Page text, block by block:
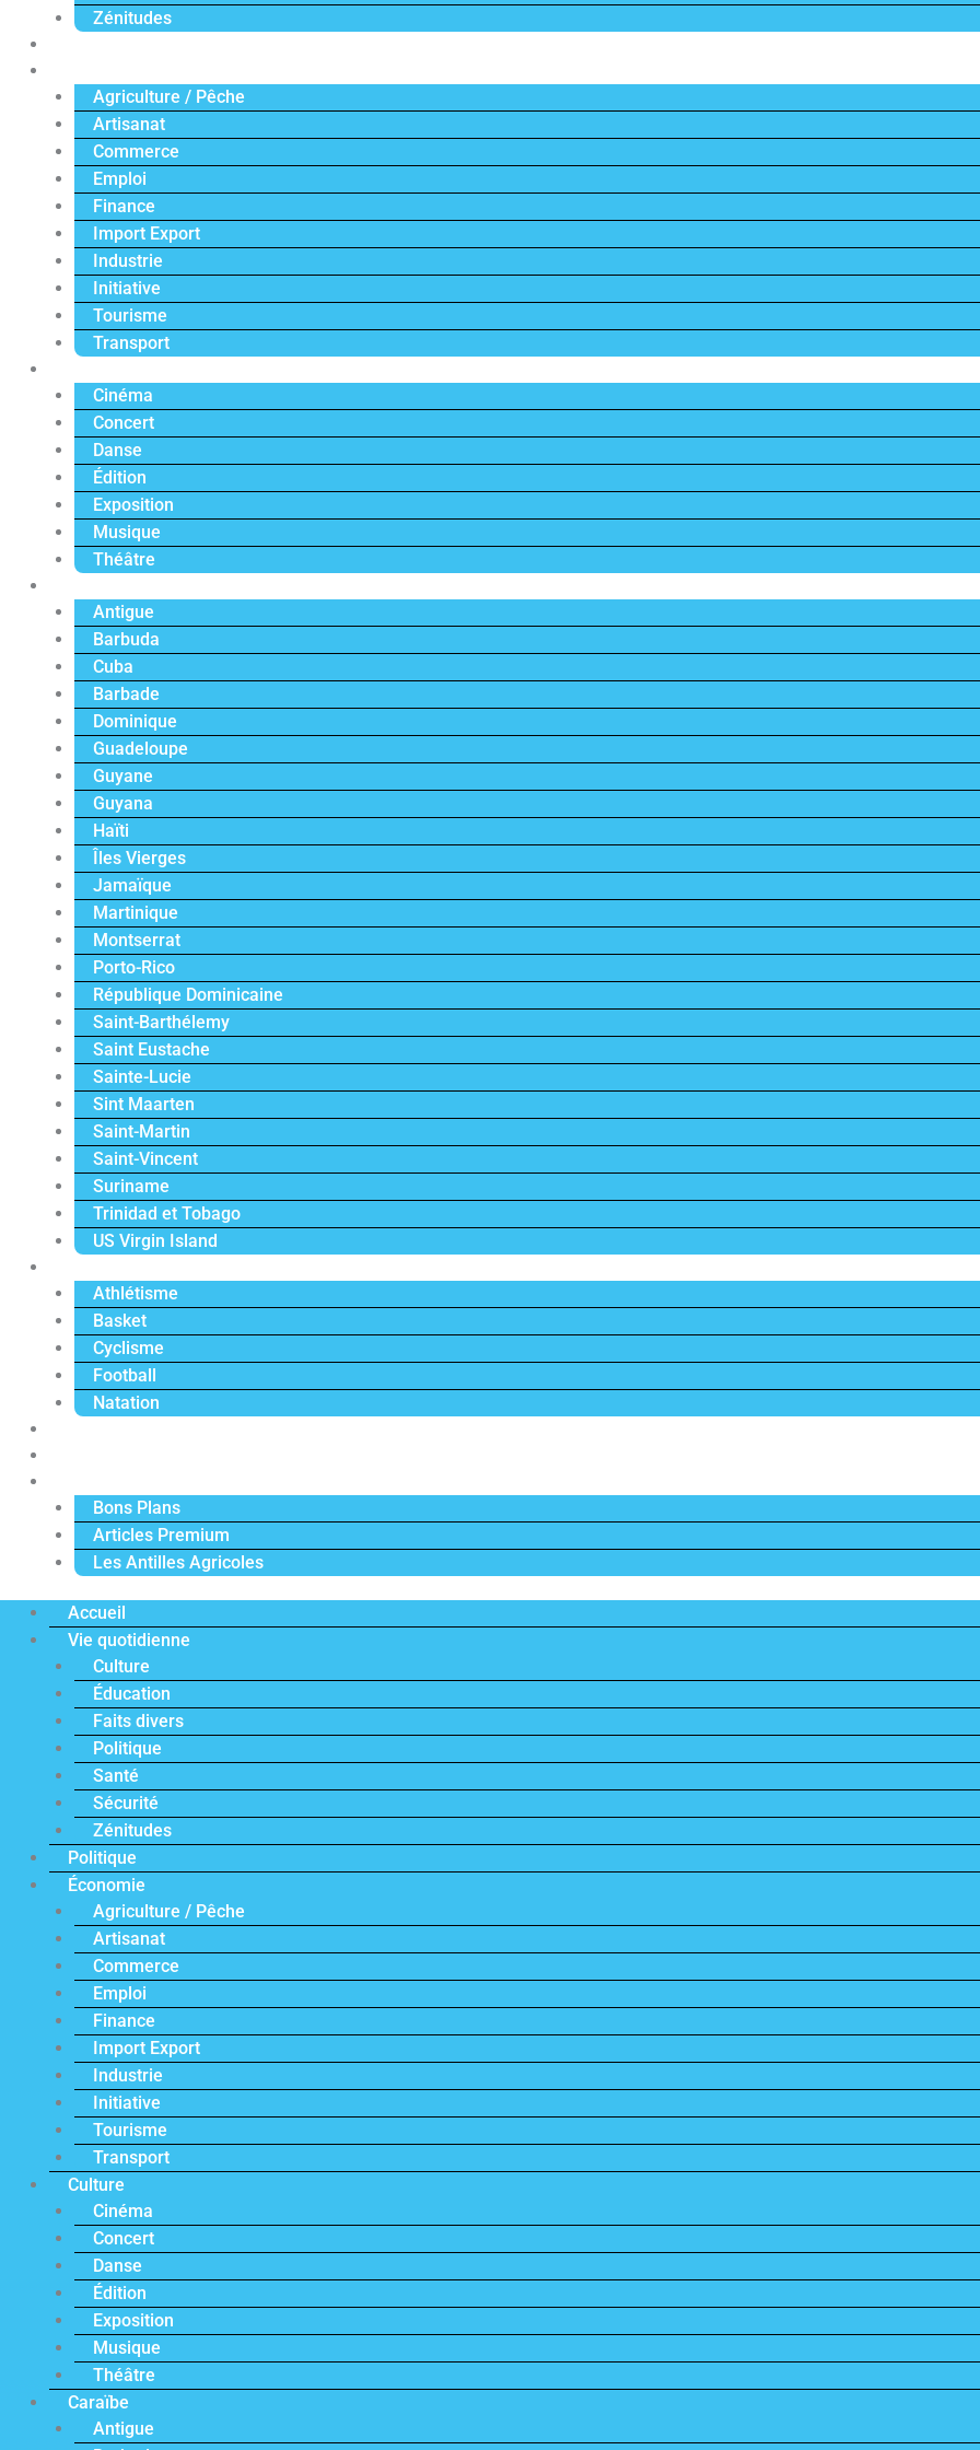
Zénitudes
Agriculture / Pêche
Artisanat
Commerce
Emploi
Finance
Import Export
Industrie
Initiative
Tourisme
Transport
Cinéma
Concert
Danse
Édition
Exposition
Musique
Théâtre
Antigue
Barbuda
Cuba
Barbade
Dominique
Guadeloupe
Guyane
Guyana
Haïti
Îles Vierges
Jamaïque
Martinique
Montserrat
Porto-Rico
République Dominicaine
Saint-Barthélemy
Saint Eustache
Sainte-Lucie
Sint Maarten
Saint-Martin
Saint-Vincent
Suriname
Trinidad et Tobago
US Virgin Island
Athlétisme
Basket
Cyclisme
Football
Natation
Bons Plans
Articles Premium
Les Antilles Agricoles
Accueil
Vie quotidienne
Culture
Éducation
Faits divers
Politique
Santé
Sécurité
Zénitudes
Politique
Économie
Agriculture / Pêche
Artisanat
Commerce
Emploi
Finance
Import Export
Industrie
Initiative
Tourisme
Transport
Culture
Cinéma
Concert
Danse
Édition
Exposition
Musique
Théâtre
Caraïbe
Antigue